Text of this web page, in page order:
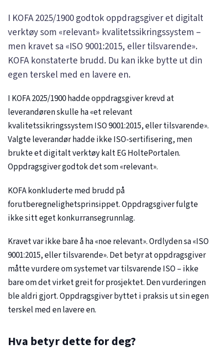
I KOFA2025/1900godtok oppdragsgiver et digitalt
verktøy som «relevant» kvalitetssikringssystem –
men kravet sa «ISO 9001:2015, eller tilsvarende».
KOFA konstaterte brudd. Du kan ikke bytte ut din
egen terskel med en lavere en.
I KOFA2025/1900hadde oppdragsgiver krevd at
leverandøren skulle ha «et relevant
kvalitetssikringssystem ISO 9001:2015, eller tilsvarende».
Valgte leverandør hadde ikke ISO-sertifisering, men
brukte et digitalt verktøy kalt EG HoltePortalen.
Oppdragsgiver godtok det som «relevant».
KOFA konkluderte med brudd på
forutberegnelighetsprinsippet. Oppdragsgiver fulgte
ikke sitt eget konkurransegrunnlag.
Kravet var ikke bare å ha «noe relevant». Ordlyden sa «ISO
9001:2015, eller tilsvarende». Det betyr at oppdragsgiver
måtte vurdere om systemet var tilsvarende ISO – ikke
bare om det virket greit for prosjektet. Den vurderingen
ble aldri gjort. Oppdragsgiver byttet i praksis ut sin egen
terskel med en lavere en.
Hva betyr dette for deg?